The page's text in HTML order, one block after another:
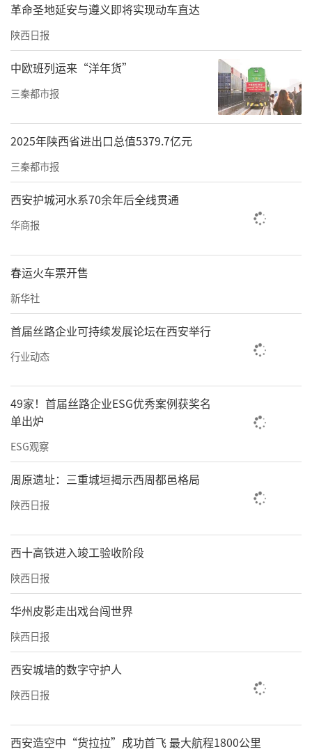
革命圣地延安与遵义即将实现动车直达
陕西日报
中欧班列运来“洋年货”
三秦都市报
2025年陕西省进出口总值5379.7亿元
三秦都市报
西安护城河水系70余年后全线贯通
华商报
春运火车票开售
新华社
首届丝路企业可持续发展论坛在西安举行
行业动态
49家！首届丝路企业ESG优秀案例获奖名
单出炉
ESG观察
周原遗址：三重城垣揭示西周都邑格局
陕西日报
西十高铁进入竣工验收阶段
陕西日报
华州皮影走出戏台闯世界
陕西日报
西安城墙的数字守护人
陕西日报
西安造空中“货拉拉”成功首飞 最大航程1800公里